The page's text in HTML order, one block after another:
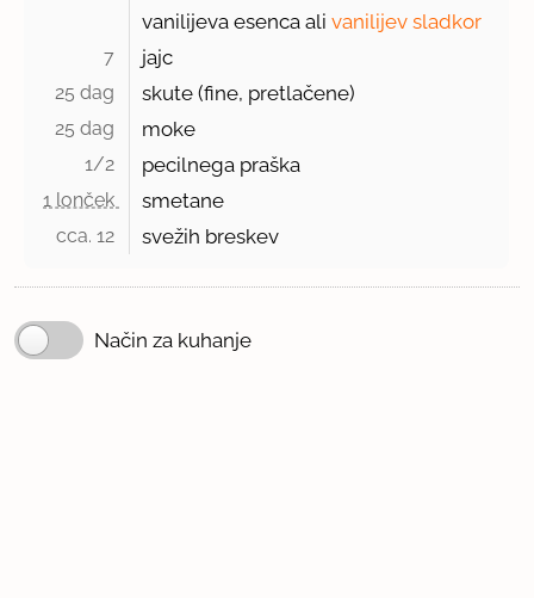
vanilijeva esenca alivanilijev sladkor
7 jajc
25 dag skute (fine, pretlačene)
25 dag moke
1/2 pecilnega praška
1 lonček smetane
cca. 12 svežih breskev
Način za kuhanje